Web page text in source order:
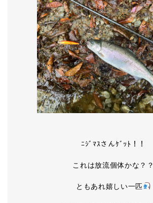
ﾆｼﾞﾏｽさんｹﾞｯﾄ！！
これは放流個体かな？？
ともあれ嬉しい一匹